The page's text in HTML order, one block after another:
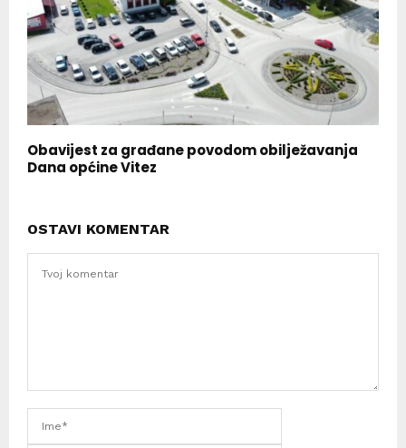
Obavijest za građane povodom obilježavanja
Dana općine Vitez
OSTAVI KOMENTAR